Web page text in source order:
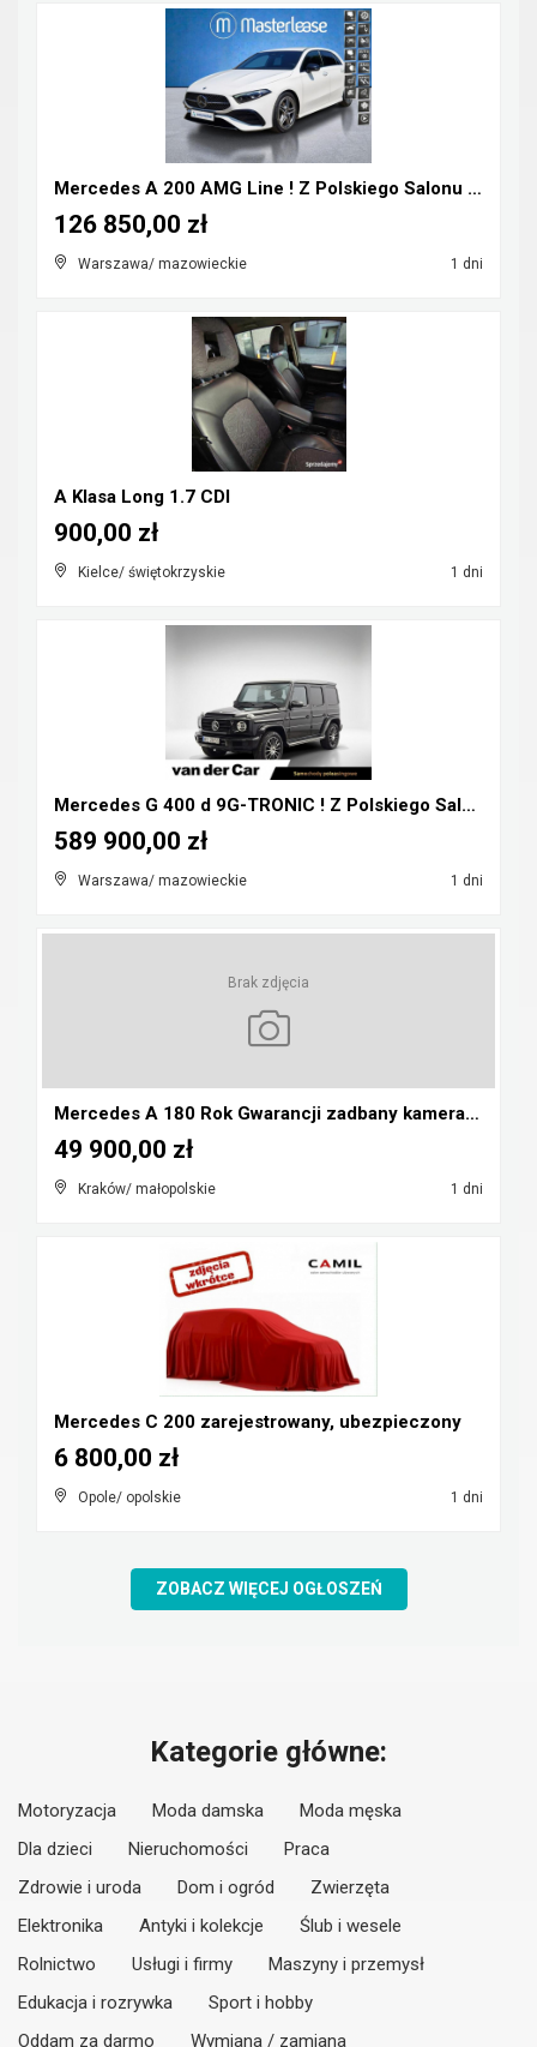
Mercedes A 200 AMG Line ! Z Polskiego Salonu ! Fak...
Warszawa/ mazowieckie 1 dni
126 850,00 zł
A Klasa Long 1.7 CDI
Kielce/ świętokrzyskie 1 dni
900,00 zł
Mercedes G 400 d 9G-TRONIC ! Z Polskiego Salonu ! ...
Warszawa/ mazowieckie 1 dni
589 900,00 zł
Brak zdjęcia
Mercedes A 180 Rok Gwarancji zadbany kamera pdc au...
Kraków/ małopolskie 1 dni
49 900,00 zł
Mercedes C 200 zarejestrowany, ubezpieczony
Opole/ opolskie 1 dni
6 800,00 zł
ZOBACZ WIĘCEJ OGŁOSZEŃ
Kategorie główne:
Motoryzacja Moda damska
Moda męska
Dla dzieci
Nieruchomości
Praca
Zdrowie i uroda
Dom i ogród
Zwierzęta
Elektronika
Antyki i kolekcje
Ślub i wesele
Rolnictwo
Usługi i firmy
Maszyny i przemysł
Edukacja i rozrywka
Sport i hobby
Oddam za darmo
Wymiana / zamiana